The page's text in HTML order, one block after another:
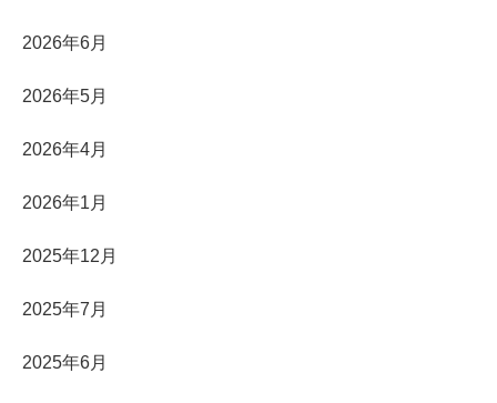
2026年6月
2026年5月
2026年4月
2026年1月
2025年12月
2025年7月
2025年6月